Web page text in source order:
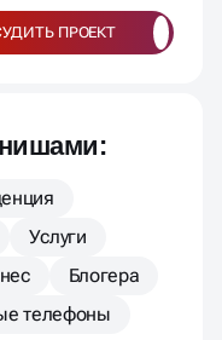
ПРОЕКТ
Услуги
Блогера
телефоны